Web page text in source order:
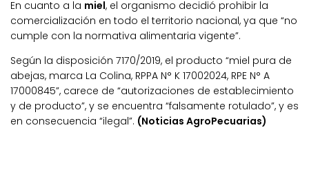
En cuanto a la miel, el organismo decidió prohibir la
comercialización en todo el territorio nacional, ya que “no
cumple con la normativa alimentaria vigente”.
Según la disposición 7170/2019, el producto “miel pura de
abejas, marca La Colina, RPPA N° K 17002024, RPE N° A
17000845”, carece de “autorizaciones de establecimiento
y de producto”, y se encuentra “falsamente rotulado”, y es
en consecuencia “ilegal”. (Noticias AgroPecuarias)